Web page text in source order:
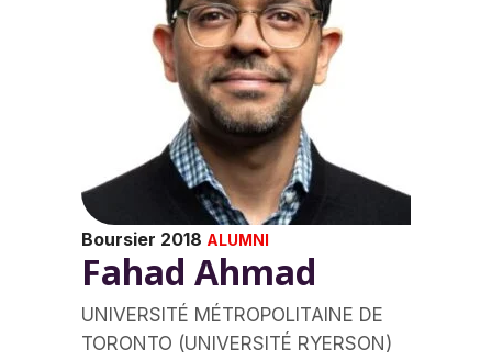
Boursier 2018 ALUMNI
Fahad Ahmad
UNIVERSITÉ MÉTROPOLITAINE DE
TORONTO (UNIVERSITÉ RYERSON)